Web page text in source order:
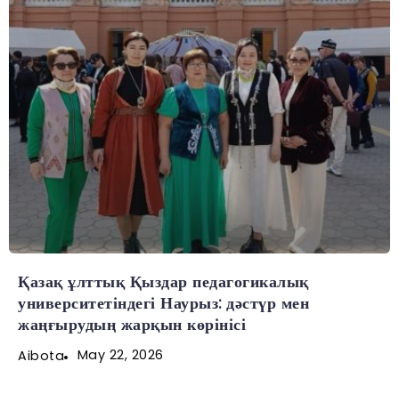
Қазақ ұлттық Қыздар педагогикалық
университетіндегі Наурыз: дәстүр мен
жаңғырудың жарқын көрінісі
Aibota May 22, 2026